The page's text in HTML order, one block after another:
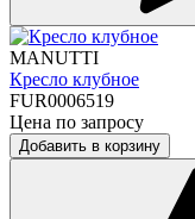
MANUTTI
Кресло клубное
FUR0006519
Цена по запросу
Добавить в корзину